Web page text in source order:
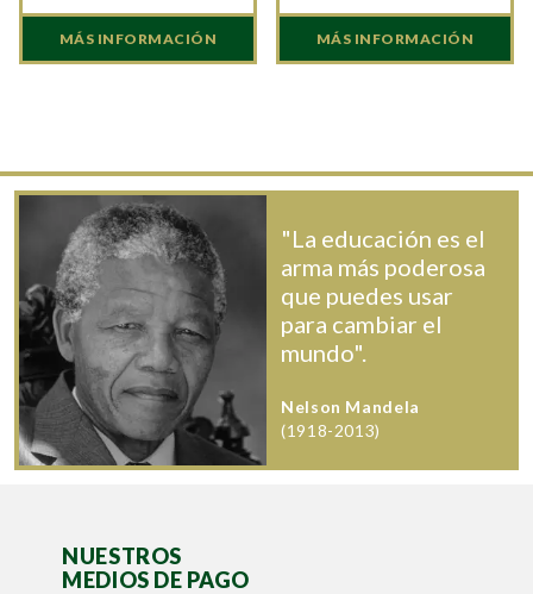
MÁS INFORMACIÓN MÁS INFORMACIÓN
"La educación es el
arma más poderosa
que puedes usar
para cambiar el
mundo".
Nelson Mandela
(1918-2013)
NUESTROS
MEDIOS DE PAGO